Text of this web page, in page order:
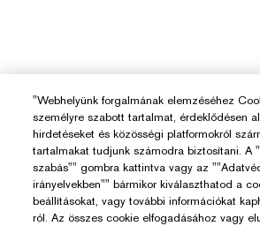
Segítségre Van Szükséged?
"Webhelyünk forgalmának elemzéséhez
személyre szabott tartalmat, érdeklődésen
hirdetéseket és közösségi platformokról
tartalmakat tudjunk számodra biztosítani. A
szabás"" gombra kattintva vagy az
irányelvekben"" bármikor kiválaszthatod a
beállításokat, vagy további információkat
ról. Az összes cookie elfogadásához vagy